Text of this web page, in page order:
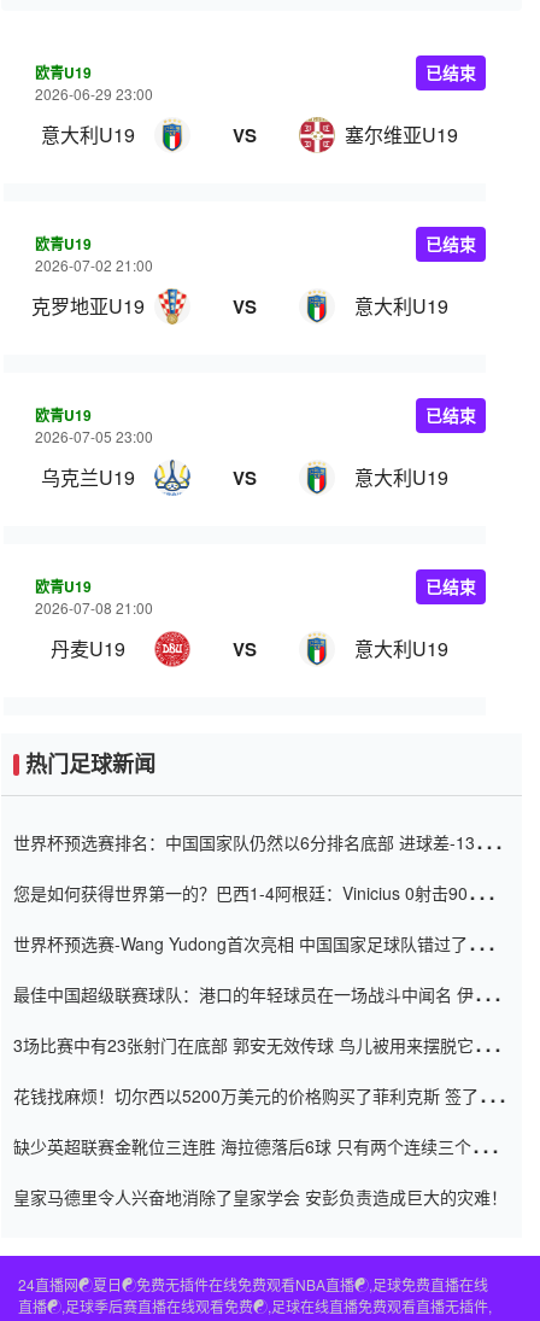
欧青U19
2026-06-29 23:00
意大利U19 VS 塞尔维亚U19
已结束
欧青U19
2026-07-02 21:00
克罗地亚U19 VS 意大利U19
已结束
欧青U19
2026-07-05 23:00
乌克兰U19 VS 意大利U19
已结束
欧青U19
2026-07-08 21:00
丹麦U19 VS 意大利U19
已结束
热门足球新闻
世界杯预选赛排名：中国国家队仍然以6分排名底部 进球差-13令人
您是如何获得世界第一的？巴西1-4阿根廷：Vinicius 0射击90分钟
世界杯预选赛-Wang Yudong首次亮相 中国国家足球队错过了世界
最佳中国超级联赛球队：港口的年轻球员在一场战斗中闻名 伊万放
3场比赛中有23张射门在底部 郭安无效传球 鸟儿被用来摆脱它
花钱找麻烦！切尔西以5200万美元的价格购买了菲利克斯 签了7年
缺少英超联赛金靴位三连胜 海拉德落后6球 只有两个连续三个连续
皇家马德里令人兴奋地消除了皇家学会 安彭负责造成巨大的灾难！
24直播网☯️夏日☯️免费无插件在线免费观看NBA直播☯️,足球免费直播在线
直播☯️,足球季后赛直播在线观看免费☯️,足球在线直播免费观看直播无插件,